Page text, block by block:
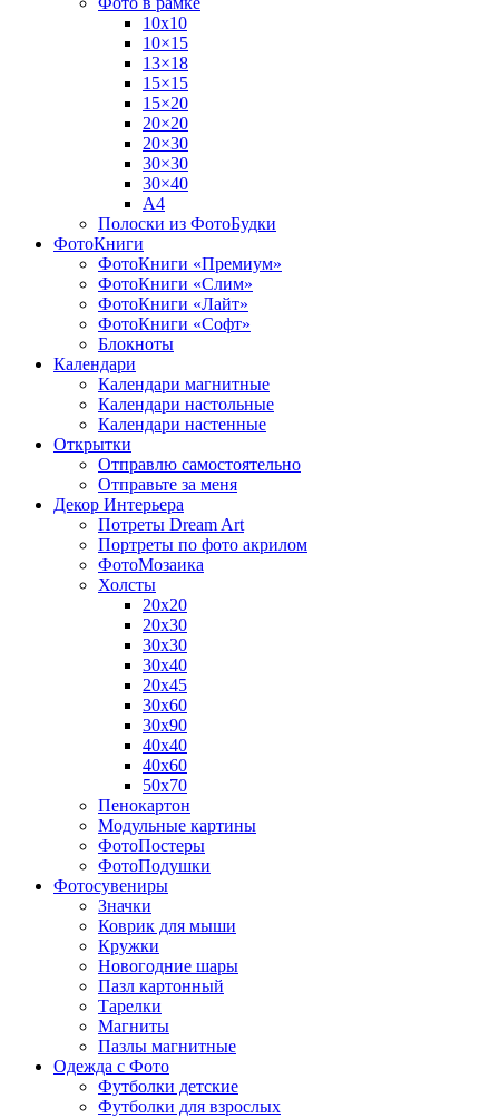
10х10
10×15
13×18
15×15
15×20
20×20
20×30
30×30
30×40
A4
Полоски из ФотоБудки
ФотоКниги
ФотоКниги «Премиум»
ФотоКниги «Слим»
ФотоКниги «Лайт»
ФотоКниги «Софт»
Блокноты
Календари
Календари магнитные
Календари настольные
Календари настенные
Открытки
Отправлю самостоятельно
Отправьте за меня
Декор Интерьера
Потреты Dream Art
Портреты по фото акрилом
ФотоМозаика
Холсты
20х20
20х30
30х30
30х40
20х45
30х60
30х90
40х40
40х60
50х70
Пенокартон
Модульные картины
ФотоПостеры
ФотоПодушки
Фотоcувениры
Значки
Коврик для мыши
Кружки
Новогодние шары
Пазл картонный
Тарелки
Магниты
Пазлы магнитные
Одежда с Фото
Футболки детские
Футболки для взрослых